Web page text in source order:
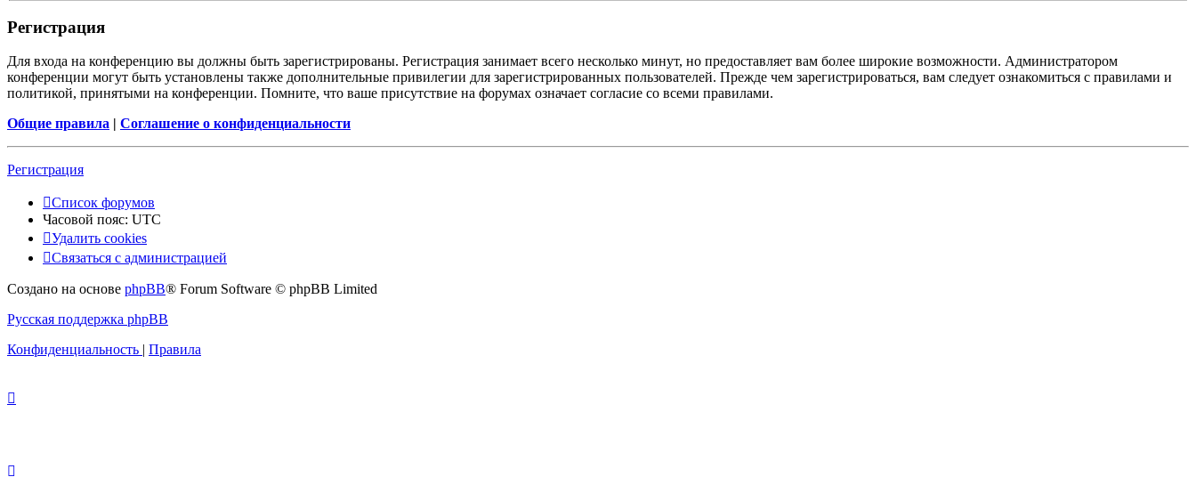
Регистрация
Для входа на конференцию вы должны быть зарегистрированы. Регистрация занимает всего несколько минут, но предоставляет вам более широкие возможности. Администратором
конференции могут быть установлены также дополнительные привилегии для зарегистрированных пользователей. Прежде чем зарегистрироваться, вам следует ознакомиться с правилами и
политикой, принятыми на конференции. Помните, что ваше присутствие на форумах означает согласие со всеми правилами.
Общие правила | Соглашение о конфиденциальности
Регистрация
Список форумов
Часовой пояс: UTC
Удалить cookies
Связаться с администрацией
Создано на основе phpBB® Forum Software © phpBB Limited
Русская поддержка phpBB
Конфиденциальность | Правила